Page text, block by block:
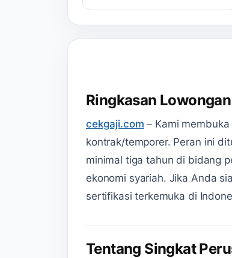
Ringkasan Lowongan
cekgaji.com – Kami membuka
kontrak/temporer. Peran ini
minimal tiga tahun di bidang
ekonomi syariah. Jika Anda
sertifikasi terkemuka di
Tentang Singkat